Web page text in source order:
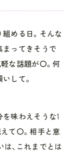
める日。そんな
まってきそうで
な話題が〇。何
して。
味わえそうな1
て〇。相手と意
、これまでとは